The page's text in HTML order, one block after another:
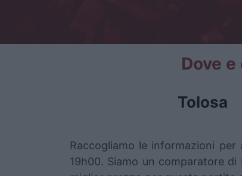
Dove
Tolosa
Raccogliamo le informazioni
19h00. Siamo un comparatore